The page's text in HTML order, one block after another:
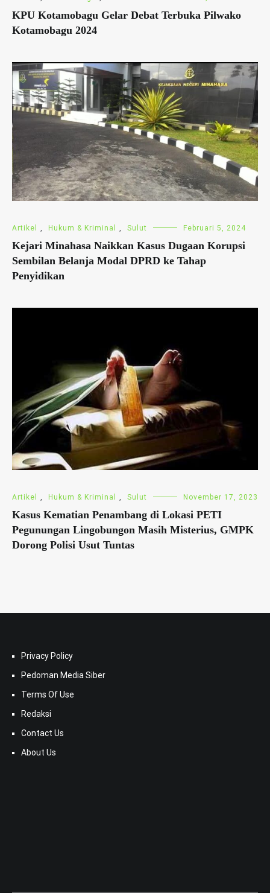
KPU Kotamobagu Gelar Debat Terbuka Pilwako
Kotamobagu 2024
Artikel , Hukum & Kriminal , Sulut Februari 5, 2024
Kejari Minahasa Naikkan Kasus Dugaan Korupsi
Sembilan Belanja Modal DPRD ke Tahap
Penyidikan
Artikel Hukum & Kriminal Sulut November 17, 2023
Kasus Kematian Penambang di Lokasi PETI
Pegunungan Lingobungon Masih Misterius, GMPK
Dorong Polisi Usut Tuntas
Privacy Policy
Pedoman Media Siber
Terms Of Use
Redaksi
Contact Us
About Us